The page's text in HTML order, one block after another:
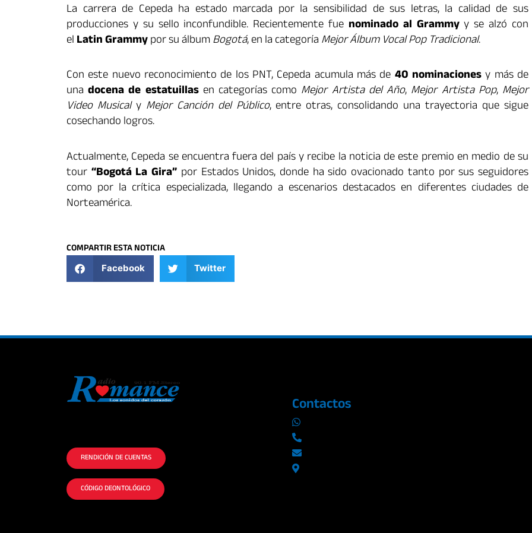
La carrera de Cepeda ha estado marcada por la sensibilidad de sus letras, la calidad de sus
producciones y su sello inconfundible. Recientemente fue nominado al Grammyy se alzó con
elLatin Grammypor su álbumBogotá, en la categoríaMejor Álbum Vocal Pop Tradicional.
Con este nuevo reconocimiento de los PNT, Cepeda acumula más de 40 nominacionesy más de
unadocena de estatuillasen categorías como Mejor Artista del Año, Mejor Artista Pop, Mejor
Video Musicaly Mejor Canción del Público, entre otras, consolidando una trayectoria que sigue
cosechando logros.
Actualmente, Cepeda se encuentra fuera del país y recibe la noticia de este premio en medio de su
tour “Bogotá La Gira” por Estados Unidos, donde ha sido ovacionado tanto por sus seguidores
como por la crítica especializada, llegando a escenarios destacados en diferentes ciudades de
Norteamérica.
COMPARTIR ESTA NOTICIA
Facebook Twitter
RENDICIÓN DE CUENTAS
CÓDIGO DEONTOLÓGICO
Contactos